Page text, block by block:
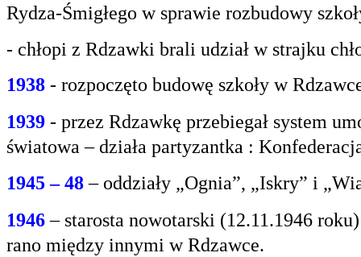
Rydza-Śmigłego w sprawie rozbudowy
- chłopi z Rdzawki brali udział w strajku
1938 - rozpoczęto budowę szkoły w
1939 - przez Rdzawkę przebiegał system
światowa – działa partyzantka :
1945 – 48– oddziały „Ognia”, „Iskry” i
1946– starosta nowotarski (12.11.1946
rano między innymi w Rdzawce.